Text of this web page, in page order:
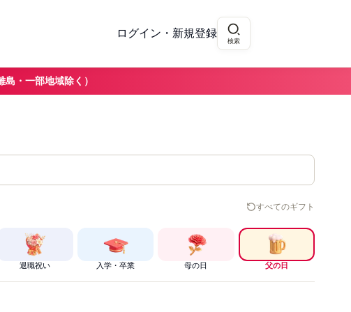
ログイン・新規登録
検索
・一部地域除く）
すべてのギフト
退職祝い 入学・卒業 母の日 父の日